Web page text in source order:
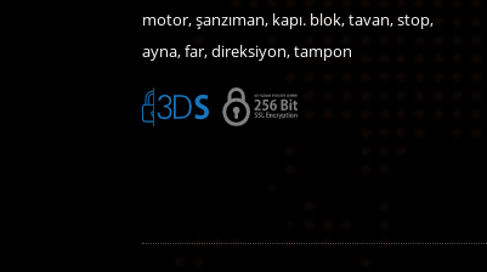
motor, şanzıman, kapı. blok, tavan, stop,
ayna, far, direksiyon, tampon